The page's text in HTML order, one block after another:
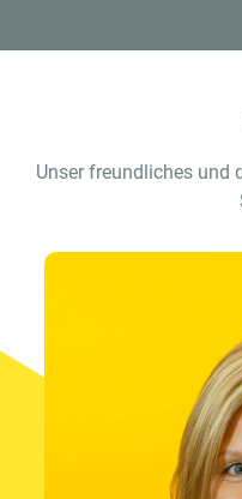
Unser freundliches und